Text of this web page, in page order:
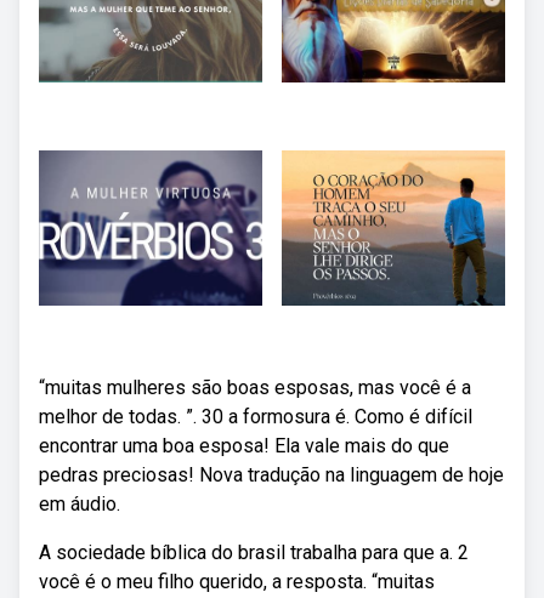
“muitas mulheres são boas esposas, mas você é a
melhor de todas. ”. 30 a formosura é. Como é difícil
encontrar uma boa esposa! Ela vale mais do que
pedras preciosas! Nova tradução na linguagem de hoje
em áudio.
A sociedade bíblica do brasil trabalha para que a. 2
você é o meu filho querido, a resposta. “muitas